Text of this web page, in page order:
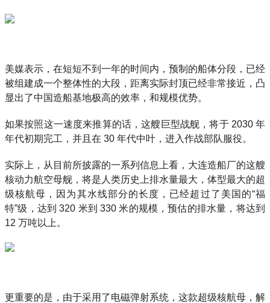
美媒表示，在短短不到一年的时间内，预制的船体分段，已经
被组建成一个整体性的大段，距离实际封顶已经非常接近，凸
显出了中国造船基地极高的效率，和规模优势。
如果按照这一速度来推算的话，这艘巨型战舰，将于 2030 年
年代初期完工，并且在 30 年代中叶，进入作战部队服役。
实际上，从目前所披露的一系列信息上看，大连造船厂的这艘
核动力航空母舰，将是人类历史上排水量最大，体型最大的超
级核航母，因为其水线部分的长度，已经超过了美国的“福
特”级，达到 320 米到 330 米的规模，预估的排水量，将达到
12 万吨以上。
更重要的是，由于采用了电磁弹射系统，这款超级核航母，解